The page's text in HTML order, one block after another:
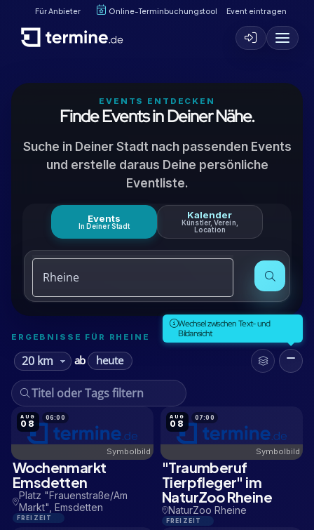
Für Anbieter Online-Terminbuchungstool Event eintragen
EVENTS ENTDECKEN
Finde Events in Deiner Nähe.
Suche in Deiner Stadt nach passenden Events
und erstelle daraus Deine persönliche
Eventliste.
Events
In Deiner Stadt
Kalender
Künstler, Verein,
Location
ERGEBNISSE FÜR RHEINE
ab heute
Wechsel zwischen Text- und
Bildansicht
AUG
08
06:00
13,3 KM
Symbolbild
Wochenmarkt
Emsdetten
Platz "Frauenstraße/Am
Markt", Emsdetten
FREIZEIT
AUG
08
07:00
2,1 KM
Symbolbild
"Traumberuf
Tierpfleger" im
NaturZoo Rheine
NaturZoo Rheine
FREIZEIT